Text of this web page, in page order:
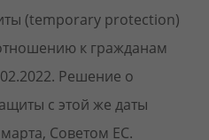
(temporary protection)
к гражданам
Решение о
с этой же даты
Советом ЕС.